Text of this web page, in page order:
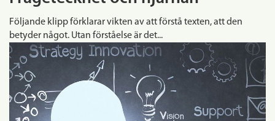
Följande klipp förklarar vikten av att förstå texten, att den
betyder något. Utan förståelse är det...